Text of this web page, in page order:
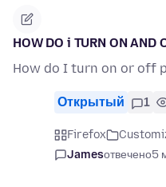
HOW DO i TURN ON AND
How do I turn on or off
Открытый 1
Firefox
Jamesотвечено5